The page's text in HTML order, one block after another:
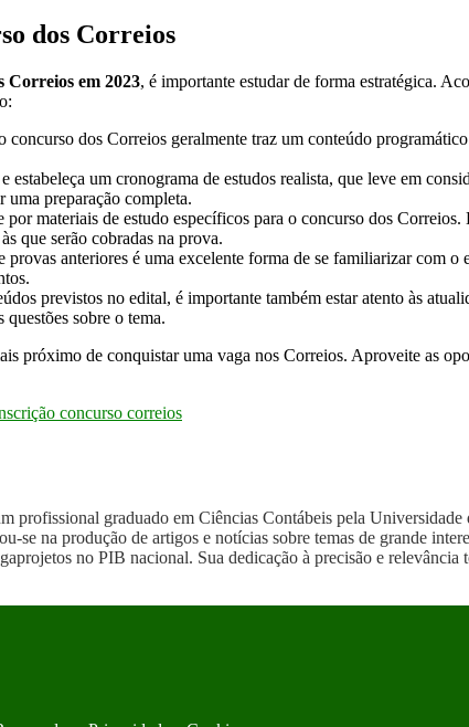
dos Correios
Correios em 2023, é importante estudar de forma estratégica.
dos Correios geralmente traz um conteúdo
estabeleça um cronograma de estudos realista, que leve em
preparação completa.
materiais de estudo específicos para o concurso dos
que serão cobradas na prova.
provas anteriores é uma excelente forma de se familiarizar com
previstos no edital, é importante também estar atento às
sobre o tema.
próximo de conquistar uma vaga nos Correios. Aproveite as
concurso correios
profissional graduado em Ciências Contábeis pela
se na produção de artigos e notícias sobre temas de grande
no PIB nacional. Sua dedicação à precisão e